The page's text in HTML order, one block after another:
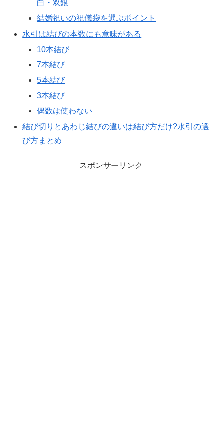
白・双銀
結婚祝いの祝儀袋を選ぶポイント
水引は結びの本数にも意味がある
10本結び
7本結び
5本結び
3本結び
偶数は使わない
結び切りとあわじ結びの違いは結び方だけ?水引の選
び方まとめ
スポンサーリンク